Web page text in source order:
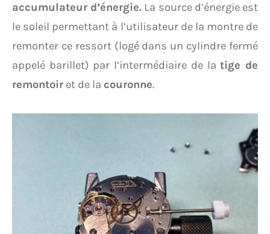
accumulateur d’énergie. La source d’énergie est
le soleil permettant à l’utilisateur de la montre de
remonter ce ressort (logé dans un cylindre fermé
appelé barillet) par l’intermédiaire de latige de
remontoir et de la couronne.